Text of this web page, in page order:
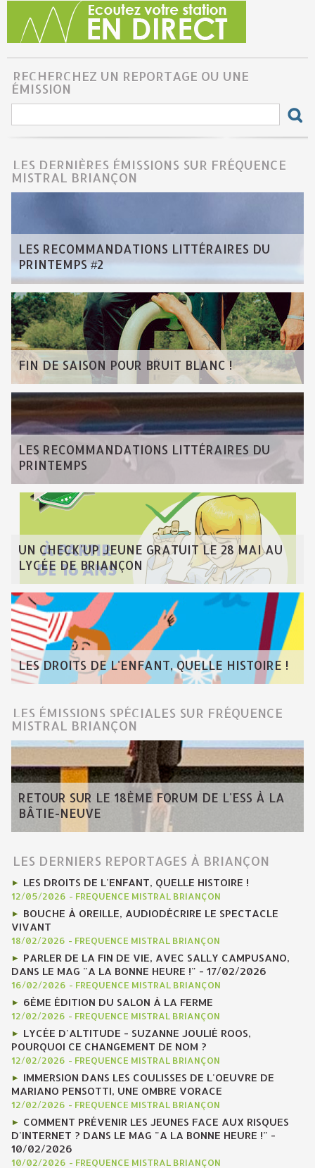
RECHERCHEZ UN REPORTAGE OU UNE
ÉMISSION
LES DERNIÈRES ÉMISSIONS SUR FRÉQUENCE
MISTRAL BRIANÇON
LES RECOMMANDATIONS LITTÉRAIRES DU
PRINTEMPS #2
FIN DE SAISON POUR BRUIT BLANC !
LES RECOMMANDATIONS LITTÉRAIRES DU
PRINTEMPS
UN CHECK'UP JEUNE GRATUIT LE 28 MAI AU
LYCÉE DE BRIANÇON
LES DROITS DE L'ENFANT, QUELLE HISTOIRE !
LES ÉMISSIONS SPÉCIALES SUR FRÉQUENCE
MISTRAL BRIANÇON
RETOUR SUR LE 18ÈME FORUM DE L'ESS À LA
BÂTIE-NEUVE
LES DERNIERS REPORTAGES À BRIANÇON
LES DROITS DE L'ENFANT, QUELLE HISTOIRE !
12/05/2026 - FREQUENCE MISTRAL BRIANÇON
BOUCHE À OREILLE, AUDIODÉCRIRE LE SPECTACLE
VIVANT
18/02/2026 - FREQUENCE MISTRAL BRIANÇON
PARLER DE LA FIN DE VIE, AVEC SALLY CAMPUSANO,
DANS LE MAG "A LA BONNE HEURE !" - 17/02/2026
16/02/2026 - FREQUENCE MISTRAL BRIANÇON
6ÈME ÉDITION DU SALON À LA FERME
12/02/2026 - FREQUENCE MISTRAL BRIANÇON
LYCÉE D'ALTITUDE - SUZANNE JOULIÉ ROOS,
POURQUOI CE CHANGEMENT DE NOM ?
12/02/2026 - FREQUENCE MISTRAL BRIANÇON
IMMERSION DANS LES COULISSES DE L'OEUVRE DE
MARIANO PENSOTTI, UNE OMBRE VORACE
12/02/2026 - FREQUENCE MISTRAL BRIANÇON
COMMENT PRÉVENIR LES JEUNES FACE AUX RISQUES
D'INTERNET ? DANS LE MAG "A LA BONNE HEURE !" -
10/02/2026
10/02/2026 - FREQUENCE MISTRAL BRIANÇON